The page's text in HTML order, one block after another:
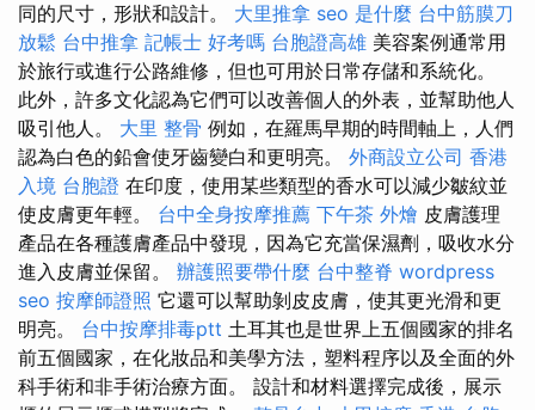
同的尺寸，形狀和設計。 大里推拿 seo 是什麼 台中筋膜刀
放鬆 台中推拿 記帳士 好考嗎 台胞證高雄 美容案例通常用
於旅行或進行公路維修，但也可用於日常存儲和系統化。
此外，許多文化認為它們可以改善個人的外表，並幫助他人
吸引他人。 大里 整骨 例如，在羅馬早期的時間軸上，人們
認為白色的鉛會使牙齒變白和更明亮。 外商設立公司 香港
入境 台胞證 在印度，使用某些類型的香水可以減少皺紋並
使皮膚更年輕。 台中全身按摩推薦 下午茶 外燴 皮膚護理
產品在各種護膚產品中發現，因為它充當保濕劑，吸收水分
進入皮膚並保留。 辦護照要帶什麼 台中整脊 wordpress
seo 按摩師證照 它還可以幫助剝皮皮膚，使其更光滑和更
明亮。 台中按摩排毒ptt 土耳其也是世界上五個國家的排名
前五個國家，在化妝品和美學方法，塑料程序以及全面的外
科手術和非手術治療方面。 設計和材料選擇完成後，展示